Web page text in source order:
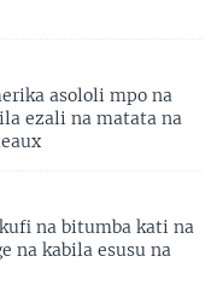
asololi mpo na
ezali na matata na
na bitumba kati na
na kabila esusu na